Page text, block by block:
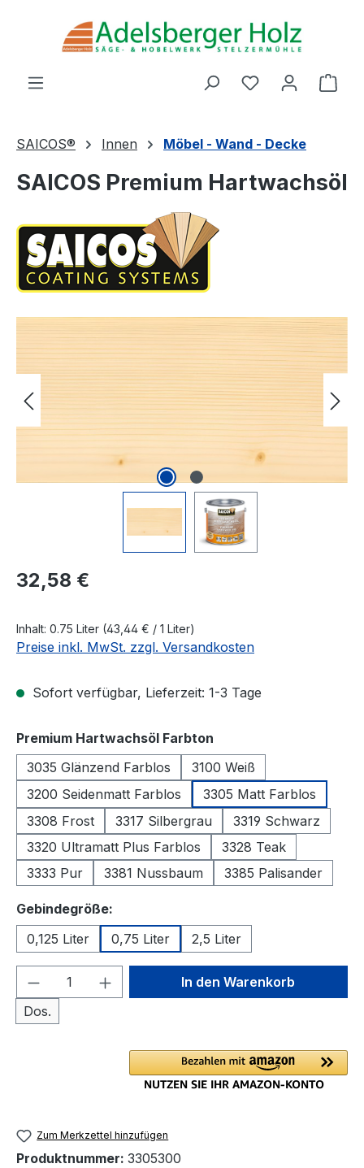
Zum Hauptinhalt springen
Du hast 0
SAICOS® Innen Möbel - Wand - Decke
SAICOS Premium Hartwachsöl
Bildergalerie überspringen
Regulärer Preis:
32,58 €
Inhalt: 0.75 Liter (43,44 € / 1 Liter)
Preise inkl. MwSt. zzgl. Versandkosten
Sofort verfügbar, Lieferzeit: 1-3 Tage
Premium Hartwachsöl Farbton
3035 Glänzend Farblos
3100 Weiß
3200 Seidenmatt Farblos
3305 Matt Farblos
3308 Frost
3317 Silbergrau
3319 Schwarz
3320 Ultramatt Plus Farblos
3328 Teak
3333 Pur
3381 Nussbaum 3385 Palisander
Gebindegröße:
0,125 Liter
0,75 Liter 2,5 Liter
Produkt Anzahl: Gib den
Dos.
In den Warenkorb
Zum Merkzettel hinzufügen
Produktnummer: 3305300